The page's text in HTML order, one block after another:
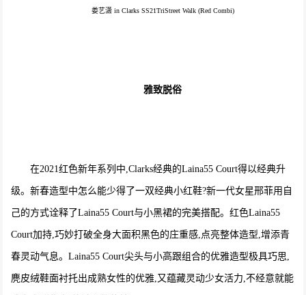
娄艺潇 in Clarks SS21TriStreet Walk (Red Combi)
雅致脱俗
在2021红色新年系列中,Clarks经典的Laina55 Court得以经典升
级。新春造型中怎么能少得了一双经典小红鞋?新一代女星邢菲用自
己的方式诠释了Laina55 Court与小黑裙的完美搭配。红色Laina55
Court加持,巧妙打破全身大面积黑色的庄重感,点亮整体造型,增添青
春灵动气息。Laina55 Court尖头与小高跟组合的优雅造型极具巧思,
麂皮绒鞋面衬托出成熟女性的优雅,又蕴藏灵动少女活力,不经意就能